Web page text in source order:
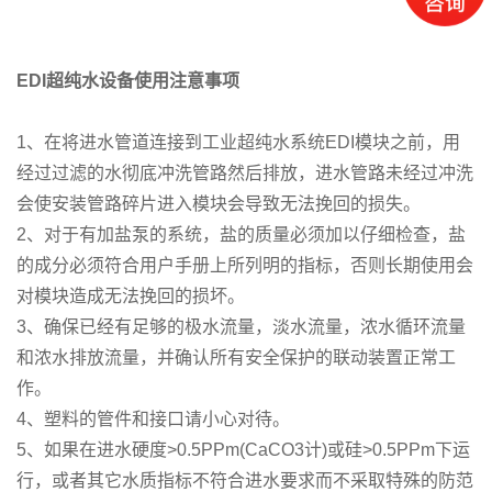
EDI 超纯水设备使用注意事项
1、在将进水管道连接到工业超纯水系统EDI模块之前，用
经过过滤的水彻底冲洗管路然后排放，进水管路未经过冲洗
会使安装管路碎片进入模块会导致无法挽回的损失。
2、对于有加盐泵的系统，盐的质量必须加以仔细检查，盐
的成分必须符合用户手册上所列明的指标，否则长期使用会
对模块造成无法挽回的损坏。
3、确保已经有足够的极水流量，淡水流量，浓水循环流量
和浓水排放流量，并确认所有安全保护的联动装置正常工
作。
4、塑料的管件和接口请小心对待。
5、如果在进水硬度>0.5PPm(CaCO3计)或硅>0.5PPm下运
行，或者其它水质指标不符合进水要求而不采取特殊的防范